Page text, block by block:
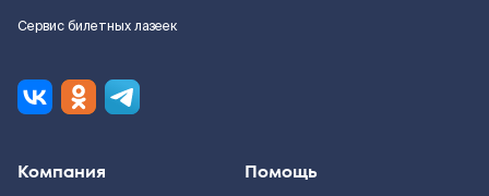
Сервис билетных лазеек
Компания Помощь